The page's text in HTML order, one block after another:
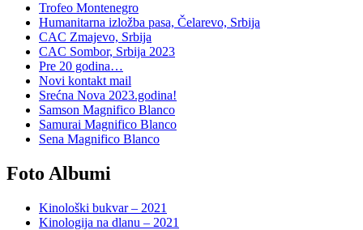
Trofeo Montenegro
Humanitarna izložba pasa, Čelarevo, Srbija
CAC Zmajevo, Srbija
CAC Sombor, Srbija 2023
Pre 20 godina…
Novi kontakt mail
Srećna Nova 2023.godina!
Samson Magnifico Blanco
Samurai Magnifico Blanco
Sena Magnifico Blanco
Foto Albumi
Kinološki bukvar – 2021
Kinologija na dlanu – 2021